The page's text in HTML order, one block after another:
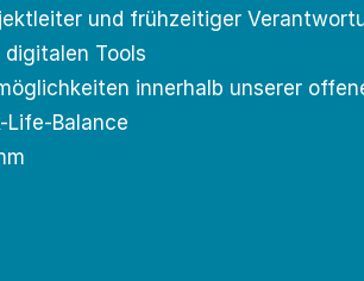
und frühzeitiger
Tools
innerhalb unserer
Balance